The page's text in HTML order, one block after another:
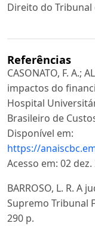
Direito do Tribunal
Referências
CASONATO, F. A.;
impactos do
Hospital
Brasileiro de
Disponível em:
https://
Acesso em: 02 dez.
BARROSO, L. R. A
Supremo Tribunal
290 p.